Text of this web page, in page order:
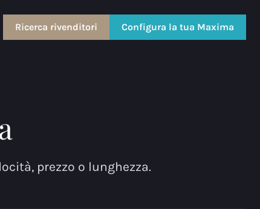
Ricerca rivenditori Configura la tua Maxima
prezzo o lunghezza.